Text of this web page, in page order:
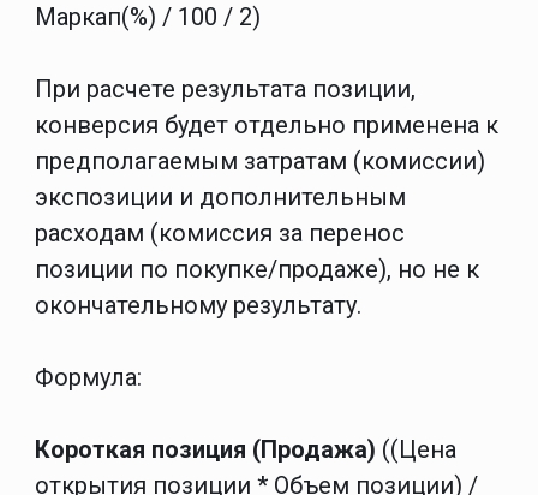
Маркап(%) / 100 / 2)
При расчете результата позиции,
конверсия будет отдельно применена к
предполагаемым затратам (комиссии)
экспозиции и дополнительным
расходам (комиссия за перенос
позиции по покупке/продаже), но не к
окончательному результату.
Формула:
Короткая позиция (Продажа) ((Цена
открытия позиции * Объем позиции) /